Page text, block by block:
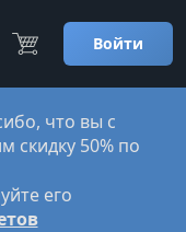
Войти
что вы с
скидку 50% по
его